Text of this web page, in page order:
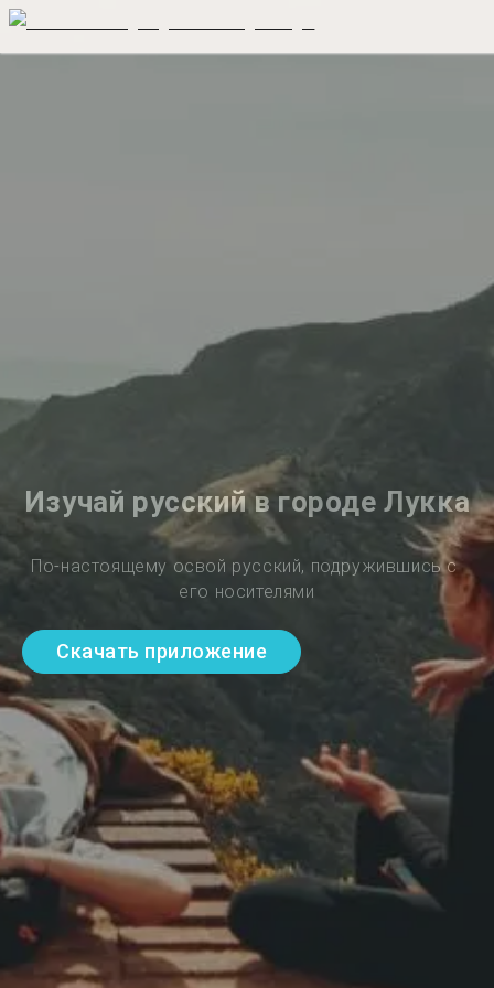
Изучай русский в городе Лукка
По-настоящему освой русский, подружившись с
его носителями
Скачать приложение